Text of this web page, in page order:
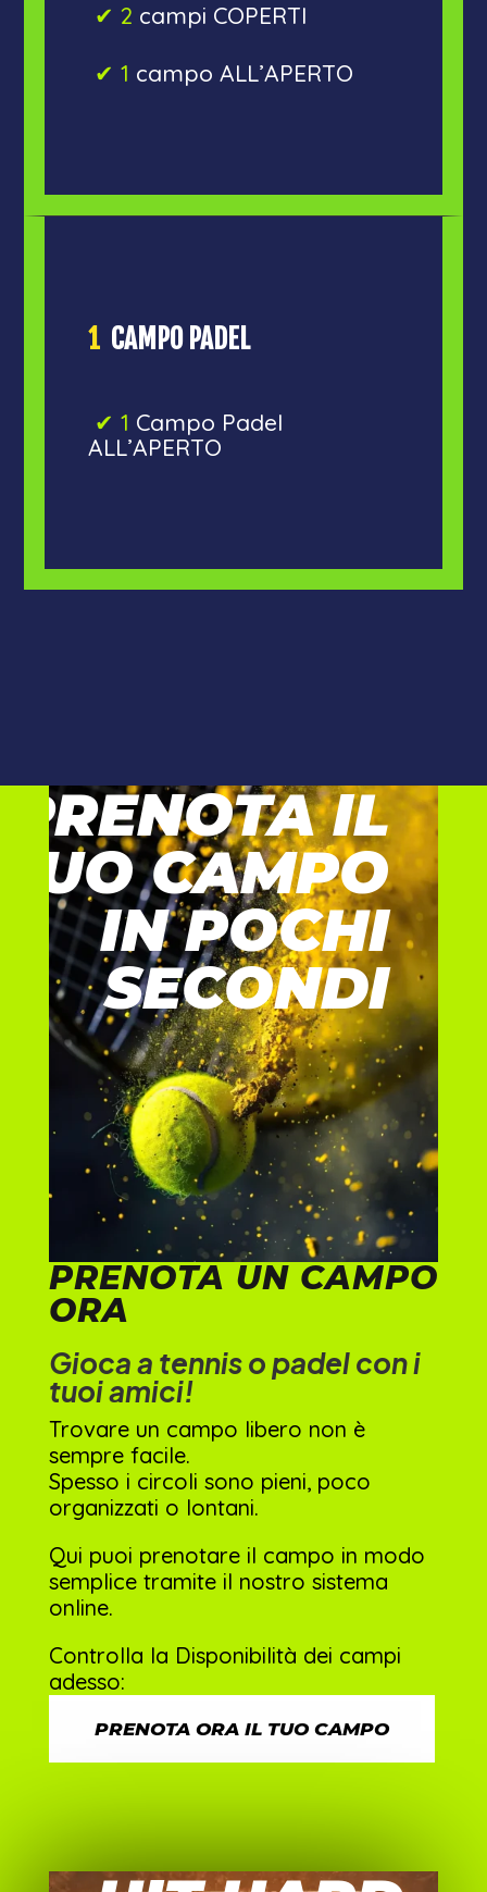
✔︎ 2 campi COPERTI
✔︎ 1 campo ALL’APERTO
1 CAMPO PADEL
✔︎ 1 Campo Padel
ALL’APERTO
PRENOTA IL
TUO CAMPO
IN POCHI
SECONDI
PRENOTA UN CAMPO
ORA
Gioca a tennis o padel con i
tuoi amici!
Trovare un campo libero non è
sempre facile.
Spesso i circoli sono pieni, poco
organizzati o lontani.
Qui puoi prenotare il campo in modo
semplice tramite il nostro sistema
online.
Controlla la Disponibilità dei campi
adesso:
PRENOTA ORA IL TUO CAMPO